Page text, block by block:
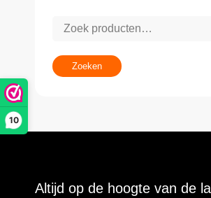
10
Zoeken
Altijd op de hoogte van de